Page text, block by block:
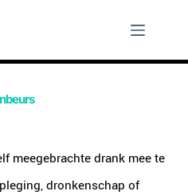
meegebrachte drank mee te
dronkenschap of